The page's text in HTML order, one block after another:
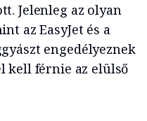
Jelenleg az olyan
az EasyJet és a
engedélyeznek
kell férnie az elülső